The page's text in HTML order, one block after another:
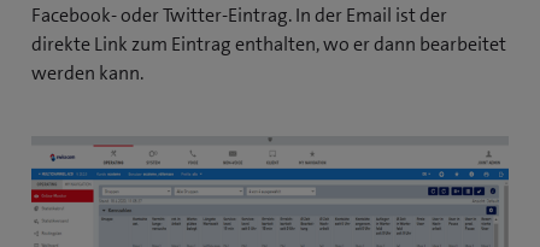
Facebook- oder Twitter-Eintrag. In der Email ist der
direkte Link zum Eintrag enthalten, wo er dann bearbeitet
werden kann.